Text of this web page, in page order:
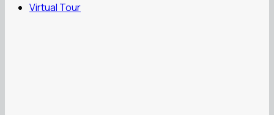
Virtual Tour